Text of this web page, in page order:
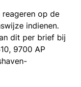
reageren op de
indienen.
dit per brief bij
9700 AP